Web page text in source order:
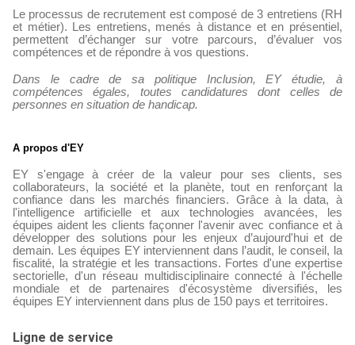
Le processus de recrutement est composé de 3 entretiens (RH
et métier). Les entretiens, menés à distance et en présentiel,
permettent d’échanger sur votre parcours, d’évaluer vos
compétences et de répondre à vos questions.
Dans le cadre de sa politique Inclusion, EY étudie, à
compétences égales, toutes candidatures dont celles de
personnes en situation de handicap.
A propos d'EY
EY s'engage à créer de la valeur pour ses clients, ses
collaborateurs, la société et la planète, tout en renforçant la
confiance dans les marchés financiers. Grâce à la data, à
l'intelligence artificielle et aux technologies avancées, les
équipes aident les clients façonner l'avenir avec confiance et à
développer des solutions pour les enjeux d’aujourd'hui et de
demain. Les équipes EY interviennent dans l’audit, le conseil, la
fiscalité, la stratégie et les transactions. Fortes d'une expertise
sectorielle, d'un réseau multidisciplinaire connecté à l'échelle
mondiale et de partenaires d'écosystème diversifiés, les
équipes EY interviennent dans plus de 150 pays et territoires.
Ligne de service